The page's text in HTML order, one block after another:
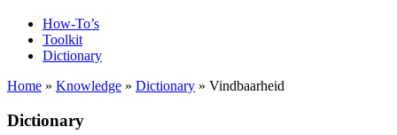
How-To’s
Toolkit
Dictionary
Home » Knowledge » Dictionary » Vindbaarheid
Dictionary